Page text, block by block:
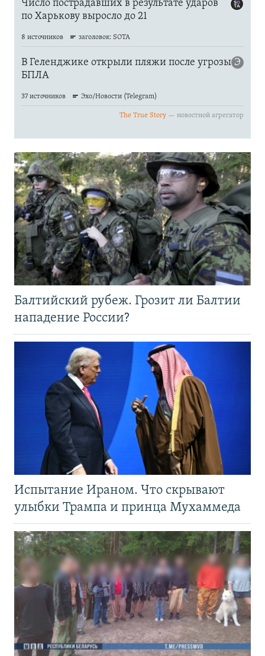
Балтийский рубеж. Грозит ли Балтии
нападение России?
Испытание Ираном. Что скрывают
улыбки Трампа и принца Мухаммеда